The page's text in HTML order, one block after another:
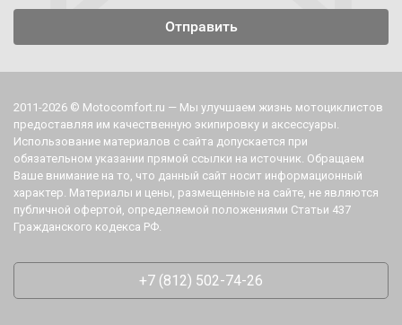
2011-2026 © Motocomfort.ru — Мы улучшаем жизнь мотоциклистов
предоставляя им качественную экипировку и аксессуары.
Использование материалов с сайта допускается при
обязательном указании прямой ссылки на источник. Обращаем
Ваше внимание на то, что данный сайт носит информационный
характер. Материалы и цены, размещенные на сайте, не являются
публичной офертой, определяемой положениями Статьи 437
Гражданского кодекса РФ.
+7 (812) 502-74-26